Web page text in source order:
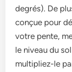
degrés). De
conçue pour
votre pente,
le niveau du
multipliez-le